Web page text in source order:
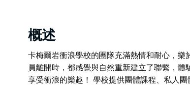
概述
卡梅爾岩衝浪學校的團隊充滿熱情和耐心，
員離開時，都感覺與自然重新建立了聯繫，
享受衝浪的樂趣！ 學校提供團體課程、私人